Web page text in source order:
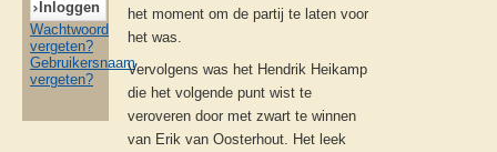
Wachtwoord
vergeten?
Gebruikersnaam
vergeten?
het moment om de partij te laten voor
het was.
Vervolgens was het Hendrik Heikamp
die het volgende punt wist te
veroveren door met zwart te winnen
van Erik van Oosterhout. Het leek